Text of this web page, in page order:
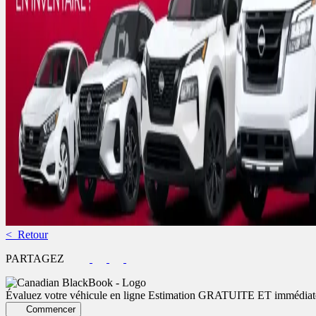
< Retour
PARTAGEZ
Évaluez votre véhicule en ligne Estimation GRATUITE ET
Commencer